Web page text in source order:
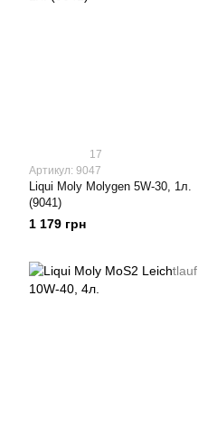
17
Артикул: 9047
Liqui Moly Molygen 5W-30, 1л.
(9041)
1 179 грн